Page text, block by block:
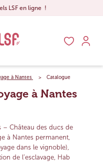
LSF en ligne !
à Nantes Catalogue
à Nantes
– Château des ducs de
à Nantes permanent,
dans le vignoble),
de l’esclavage, Hab